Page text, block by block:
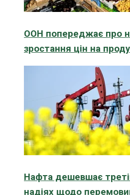
ООН попереджає про
зростання цін на
Нафта дешевшає
надіях щодо